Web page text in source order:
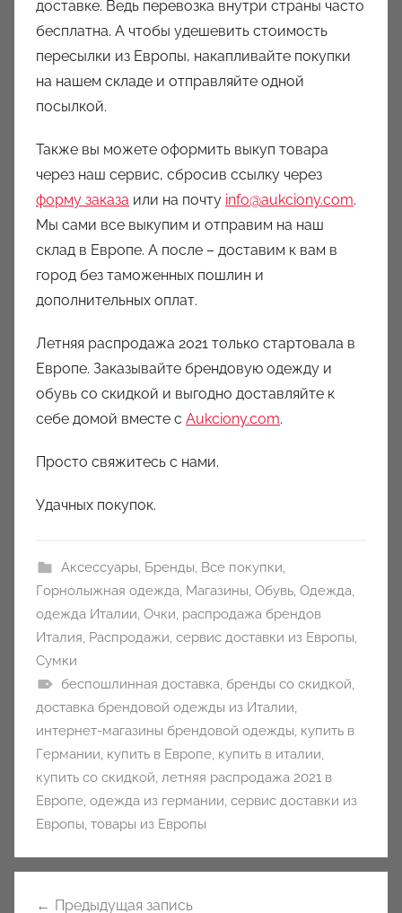
доставке. Ведь перевозка внутри страны часто
бесплатна. А чтобы удешевить стоимость
пересылки из Европы, накапливайте покупки
на нашем складе и отправляйте одной
посылкой.
Также вы можете оформить выкуп товара
через наш сервис, сбросив ссылку через
форму заказа или на почту info@aukciony.com.
Мы сами все выкупим и отправим на наш
склад в Европе. А после – доставим к вам в
город без таможенных пошлин и
дополнительных оплат.
Летняя распродажа 2021 только стартовала в
Европе. Заказывайте брендовую одежду и
обувь со скидкой и выгодно доставляйте к
себе домой вместе с Aukciony.com.
Просто свяжитесь с нами.
Удачных покупок.
Аксессуары, Бренды, Все покупки,
Горнолыжная одежда, Магазины, Обувь, Одежда,
одежда Италии, Очки, распродажа брендов
Италия, Распродажи, сервис доставки из Европы,
Сумки
беспошлинная доставка, бренды со скидкой,
доставка брендовой одежды из Италии,
интернет-магазины брендовой одежды, купить в
Германии, купить в Европе, купить в италии,
купить со скидкой, летняя распродажа 2021 в
Европе, одежда из германии, сервис доставки из
Европы, товары из Европы
Предыдущая запись